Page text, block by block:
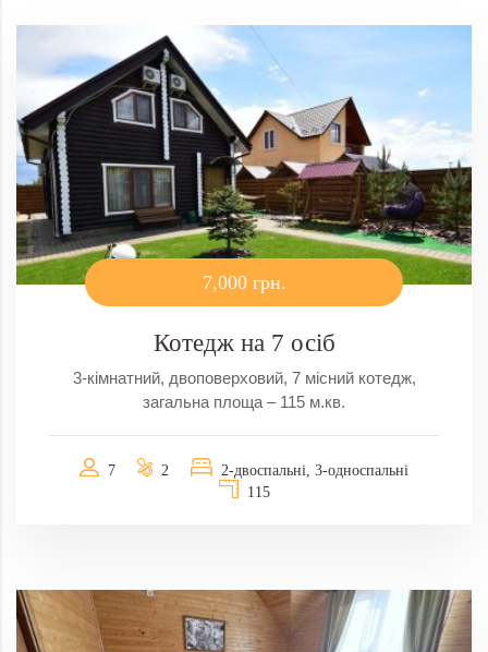
7,000 грн.
Котедж на 7 осіб
3-кімнатний, двоповерховий, 7 місний котедж,
загальна площа – 115 м.кв.
7 2
2-двоспальні, 3-односпальні
115